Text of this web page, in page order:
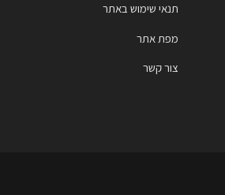
תנאי שימוש באתר
מפת אתר
צור קשר